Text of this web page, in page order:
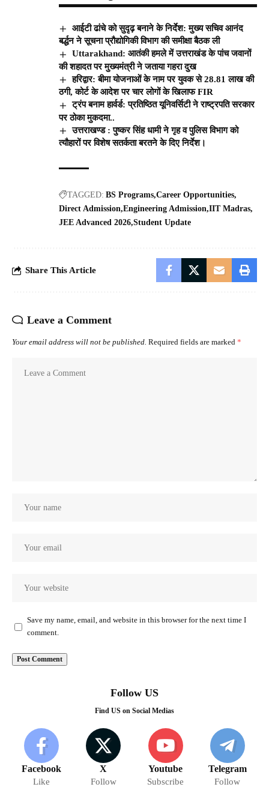
आईटी ढांचे को सुदृढ़ बनाने के निर्देश: मुख्य सचिव आनंद
बर्द्धन ने सूचना प्रौद्योगिकी विभाग की समीक्षा बैठक ली
Uttarakhand: आतंकी हमले में उत्तराखंड के पांच जवानों
की शहादत पर मुख्यमंत्री ने जताया गहरा दुख
हरिद्वार: बीमा योजनाओं के नाम पर युवक से 28.81 लाख की
ठगी, कोर्ट के आदेश पर चार लोगों के खिलाफ FIR
ट्रंप बनाम हार्वर्ड: प्रतिष्ठित यूनिवर्सिटी ने राष्ट्रपति सरकार
पर ठोका मुकदमा..
उत्तराखण्ड : पुष्कर सिंह धामी ने गृह व पुलिस विभाग को
त्यौहारों पर विशेष सतर्कता बरतने के दिए निर्देश।
TAGGED: BS Programs Career Opportunities
Direct Admission Engineering Admission IIT Madras
JEE Advanced 2026 Student Update
Share This Article
Leave a Comment
Your email address will not be published. Required fields are marked *
Save my name, email, and website in this browser for the next time I
comment.
Follow US
Find US on Social Medias
Facebook
Like
X
Follow
Youtube
Subscribe
Telegram
Follow